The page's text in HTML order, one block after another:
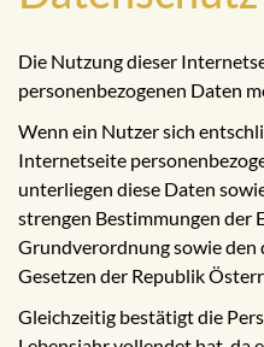
Die Nutzung dieser
personenbezogenen Daten
Wenn ein Nutzer sich
Internetseite
unterliegen diese Daten
strengen Bestimmungen der
Grundverordnung sowie
Gesetzen der Republik
Gleichzeitig bestätigt die